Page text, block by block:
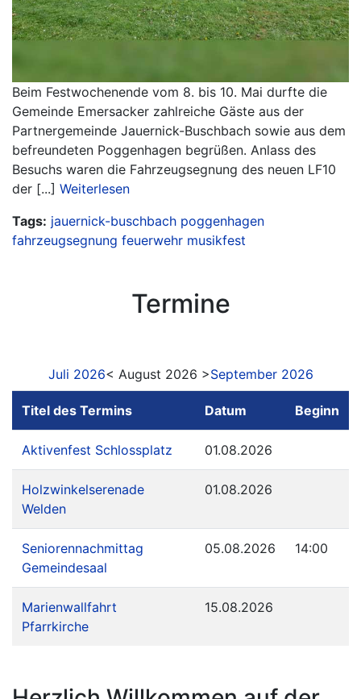
Beim Festwochenende vom 8. bis 10. Mai durfte die
Gemeinde Emersacker zahlreiche Gäste aus der
Partnergemeinde Jauernick-Buschbach sowie aus dem
befreundeten Poggenhagen begrüßen. Anlass des
Besuchs waren die Fahrzeugsegnung des neuen LF10
der [...] Weiterlesen
Tags: jauernick-buschbach poggenhagen
fahrzeugsegnung feuerwehr musikfest
Termine
Juli 2026< August 2026 >September 2026
Titel des Termins Datum Beginn
Aktivenfest Schlossplatz 01.08.2026
Holzwinkelserenade
Welden
01.08.2026
Seniorennachmittag
Gemeindesaal
05.08.2026 14:00
Marienwallfahrt
Pfarrkirche
15.08.2026